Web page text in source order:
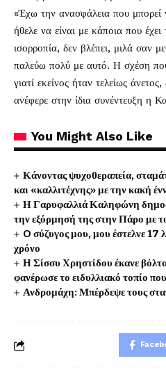
«Έχω την ανασφάλεια που μπορεί
ήθελε να είναι με κάποια που έχει
ισορροπία, δεν βλέπει, μιλά σαν
παλεύω πολύ με αυτό. Η σχέση
γιατί εκείνος ήταν τελείως
ανέφερε στην ίδια συνέντευξη η
You Might Also Like
Κάνοντας ψυχοθεραπεία,
και «καλλιτέχνης» με την κακή
Η Γαρυφαλλιά Καληφώνη
την εξόρμησή της στην Πάρο με
O σύζυγος μου, μου έστελνε 17
χρόνο
Η Σίσσυ Χρηστίδου έκανε
φανέρωσε το ειδυλλιακό τοπίο
Ανδρομάχη: Μπέρδεψε τους